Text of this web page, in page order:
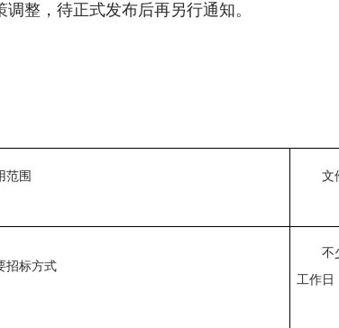
整，待正式发布后再另行通知。
范围 文
招标方式
不
工作日